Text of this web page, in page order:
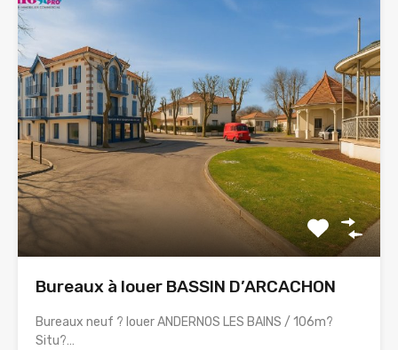
Bureaux à louer BASSIN D’ARCACHON
Bureaux neuf ? louer ANDERNOS LES BAINS / 106m?
Situ?…